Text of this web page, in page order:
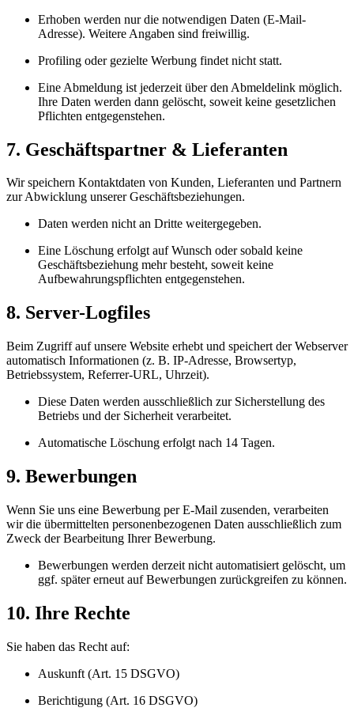
Erhoben werden nur die notwendigen Daten (E-Mail-
Adresse). Weitere Angaben sind freiwillig.
Profiling oder gezielte Werbung findet nicht statt.
Eine Abmeldung ist jederzeit über den Abmeldelink möglich.
Ihre Daten werden dann gelöscht, soweit keine gesetzlichen
Pflichten entgegenstehen.
7. Geschäftspartner & Lieferanten
Wir speichern Kontaktdaten von Kunden, Lieferanten und Partnern
zur Abwicklung unserer Geschäftsbeziehungen.
Daten werden nicht an Dritte weitergegeben.
Eine Löschung erfolgt auf Wunsch oder sobald keine
Geschäftsbeziehung mehr besteht, soweit keine
Aufbewahrungspflichten entgegenstehen.
8. Server-Logfiles
Beim Zugriff auf unsere Website erhebt und speichert der Webserver
automatisch Informationen (z. B. IP-Adresse, Browsertyp,
Betriebssystem, Referrer-URL, Uhrzeit).
Diese Daten werden ausschließlich zur Sicherstellung des
Betriebs und der Sicherheit verarbeitet.
Automatische Löschung erfolgt nach 14 Tagen.
9. Bewerbungen
Wenn Sie uns eine Bewerbung per E-Mail zusenden, verarbeiten
wir die übermittelten personenbezogenen Daten ausschließlich zum
Zweck der Bearbeitung Ihrer Bewerbung.
Bewerbungen werden derzeit nicht automatisiert gelöscht, um
ggf. später erneut auf Bewerbungen zurückgreifen zu können.
10. Ihre Rechte
Sie haben das Recht auf:
Auskunft (Art. 15 DSGVO)
Berichtigung (Art. 16 DSGVO)